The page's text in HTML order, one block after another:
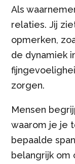
Als
relaties. Jij
opmerken,
de dynamiek
zorgen.
Mensen
waarom je je
bepaalde
belangrijk om